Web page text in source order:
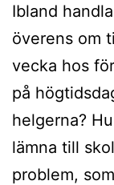
Ibland
överens om
vecka hos
på
helgerna?
lämna till
problem,